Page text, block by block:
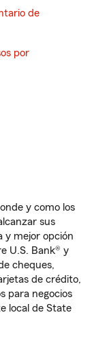
de
por
y como los
sus
y mejor opción
U.S. Bank® y
cheques,
de crédito,
para negocios
local de State